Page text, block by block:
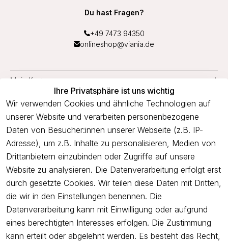
Ihre Privatsphäre ist uns wichtig
Wir verwenden Cookies und ähnliche Technologien auf
unserer Website und verarbeiten personenbezogene
Daten von Besucher:innen unserer Webseite (z.B. IP-
Adresse), um z.B. Inhalte zu personalisieren, Medien von
Drittanbietern einzubinden oder Zugriffe auf unsere
Website zu analysieren. Die Datenverarbeitung erfolgt erst
durch gesetzte Cookies. Wir teilen diese Daten mit Dritten,
die wir in den Einstellungen benennen. Die
Datenverarbeitung kann mit Einwilligung oder aufgrund
eines berechtigten Interesses erfolgen. Die Zustimmung
kann erteilt oder abgelehnt werden. Es besteht das Recht,
Du hast Fragen?
+49 7473 94350
onlineshop@viania.de
Mein Konto
Service
Unternehmen
Newsletter
Freue dich über 5€ Rabatt bei deiner nächsten Bestellung und
profitiere von Angeboten.
Newsletter abonnieren